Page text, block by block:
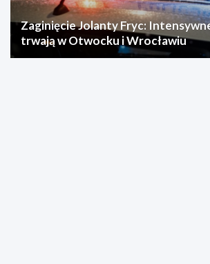
Zaginięcie Jolanty Fryc:
trwają w Otwocku i Wrocławiu